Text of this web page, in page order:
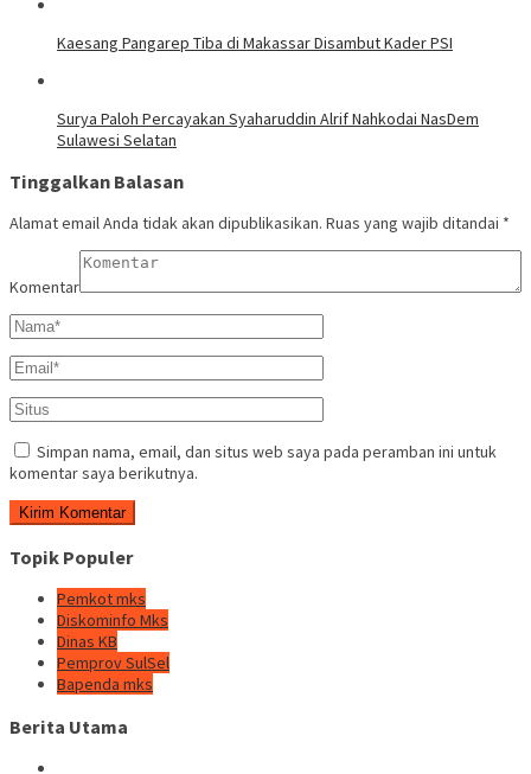
Kaesang Pangarep Tiba di Makassar Disambut Kader PSI
Surya Paloh Percayakan Syaharuddin Alrif Nahkodai NasDem
Sulawesi Selatan
Tinggalkan Balasan
Alamat email Anda tidak akan dipublikasikan. Ruas yang wajib ditandai *
Komentar
Simpan nama, email, dan situs web saya pada peramban ini untuk
komentar saya berikutnya.
Topik Populer
Pemkot mks
Diskominfo Mks
Dinas KB
Pemprov SulSel
Bapenda mks
Berita Utama